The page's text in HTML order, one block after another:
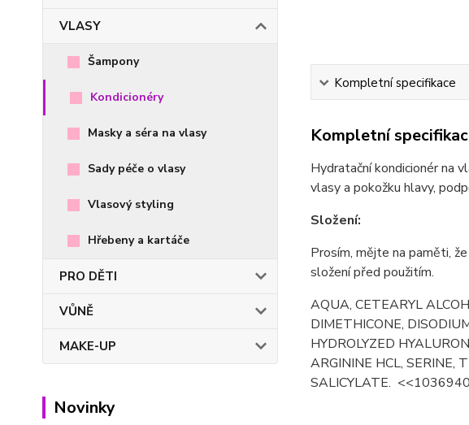
VLASY
Šampony
Kondicionéry
Masky a séra na vlasy
Sady péče o vlasy
Vlasový styling
Hřebeny a kartáče
PRO DĚTI
VŮNĚ
MAKE-UP
Novinky
Kompletní specifikace
Kompletní
Hydratační kondicionér na
vlasy a pokožku hlavy,
Složení:
Prosím, mějte na paměti,
složení před použitím.
AQUA, CETEARYL
DIMETHICONE,
HYDROLYZED
ARGININE HCL, SERINE,
SALICYLATE.